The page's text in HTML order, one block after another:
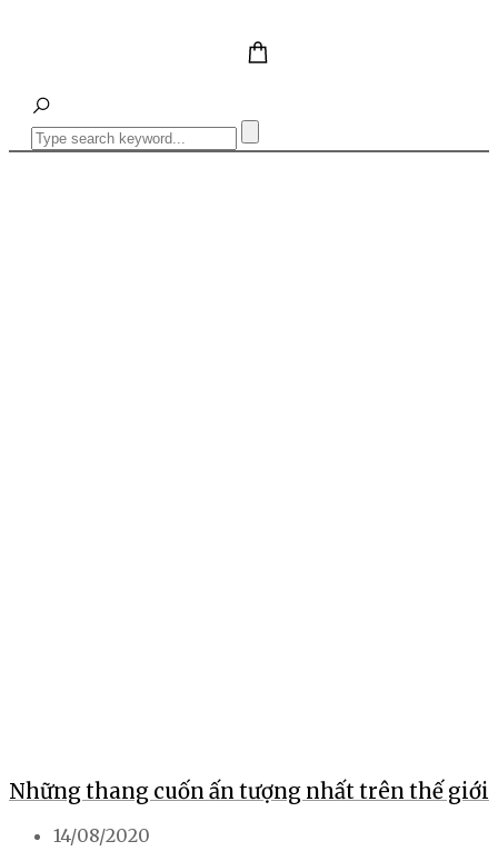
Những thang cuốn ấn tượng nhất trên thế giới
14/08/2020